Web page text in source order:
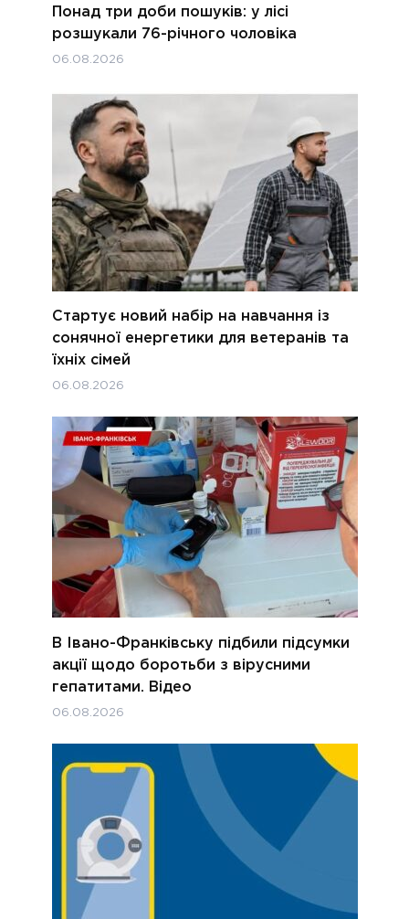
Понад три доби пошуків: у лісі
розшукали 76-річного чоловіка
06.08.2026
Стартує новий набір на навчання із
сонячної енергетики для ветеранів та
їхніх сімей
06.08.2026
В Івано-Франківську підбили підсумки
акції щодо боротьби з вірусними
гепатитами. Відео
06.08.2026